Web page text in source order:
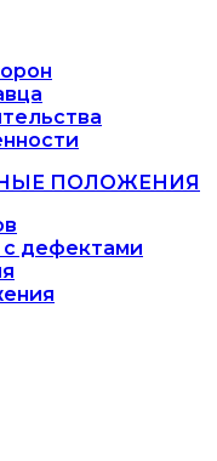
ПОЛОЖЕНИЯ
дефектами